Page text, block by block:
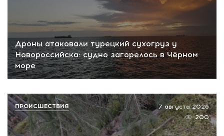
Дроны атаковали турецкий сухогруз у
Новороссийска: судно загорелось в Чёрном
море
7 августа 2026
200
ПРОИСШЕСТВИЯ